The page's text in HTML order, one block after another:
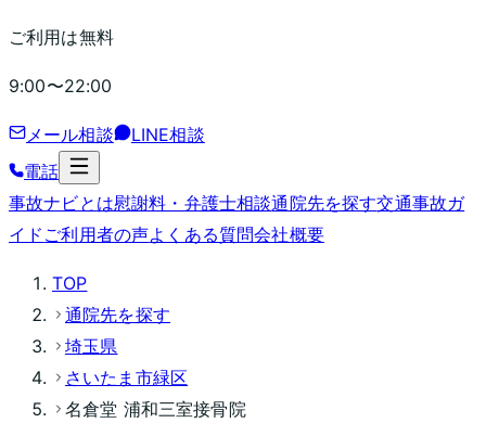
ご利用は無料
9:00〜22:00
メール相談
LINE相談
電話
事故ナビとは慰謝料・弁護士相談通院先を探す交通事故ガ
イド ご利用者の声よくある質問会社概要
TOP
通院先を探す
埼玉県
さいたま市緑区
名倉堂 浦和三室接骨院